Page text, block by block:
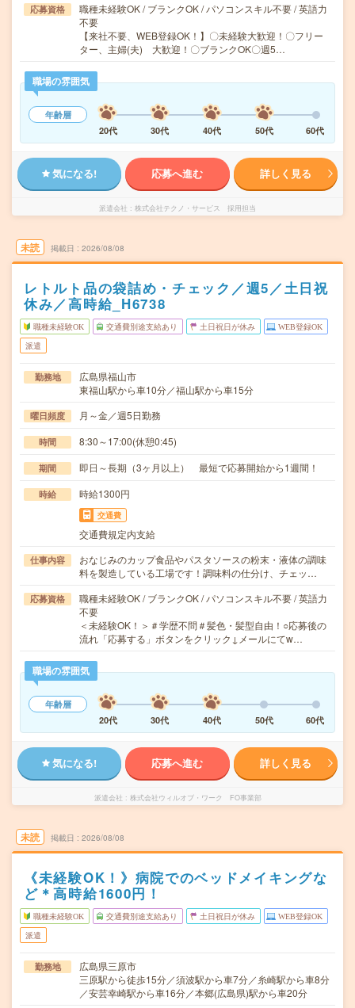
応募資格
職種未経験OK / ブランクOK / パソコンスキル不要 / 英語力
不要
【来社不要、WEB登録OK！】〇未経験大歓迎！〇フリー
ター、主婦(夫) 大歓迎！〇ブランクOK〇週5…
職場の雰囲気
年齢層
20代
30代 40代 50代 60代
気になる! 応募へ進む 詳しく見る
派遣会社 株式会社テクノ・サービス 採用担当
未読 掲載日 2026/08/08
レトルト品の袋詰め・チェック／週5／土日祝
休み／高時給_H6738
職種未経験OK 交通費別途支給あり 土日祝日が休み WEB登録OK
派遣
勤務地
広島県福山市
東福山駅から車10分／福山駅から車15分
曜日頻度 月～金／週5日勤務
時間 8:30～17:00(休憩0:45)
期間 即日～長期（3ヶ月以上） 最短で応募開始から1週間！
時給 時給1300円
交通費
交通費規定内支給
仕事内容
おなじみのカップ食品やパスタソースの粉末・液体の調味
料を製造している工場です！調味料の仕分け、チェッ…
応募資格
職種未経験OK / ブランクOK / パソコンスキル不要 / 英語力
不要
＜未経験OK！＞＃学歴不問＃髪色・髪型自由！○応募後の
流れ「応募する」ボタンをクリック↓メールにてw…
職場の雰囲気
年齢層
20代
30代 40代 50代 60代
気になる! 応募へ進む 詳しく見る
派遣会社 株式会社ウィルオブ・ワーク FO事業部
未読 掲載日 2026/08/08
《未経験OK！》病院でのベッドメイキングな
ど＊高時給1600円！
職種未経験OK 交通費別途支給あり 土日祝日が休み WEB登録OK
派遣
勤務地
広島県三原市
三原駅から徒歩15分／須波駅から車7分／糸崎駅から車8分
／安芸幸崎駅から車16分／本郷(広島県)駅から車20分